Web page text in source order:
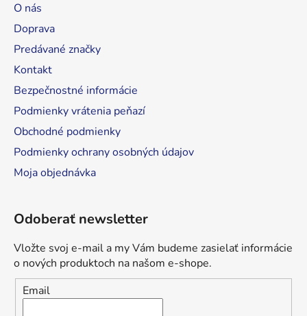
O nás
Doprava
Predávané značky
Kontakt
Bezpečnostné informácie
Podmienky vrátenia peňazí
Obchodné podmienky
Podmienky ochrany osobných údajov
Moja objednávka
Odoberať newsletter
Vložte svoj e-mail a my Vám budeme zasielať informácie
o nových produktoch na našom e-shope.
Email